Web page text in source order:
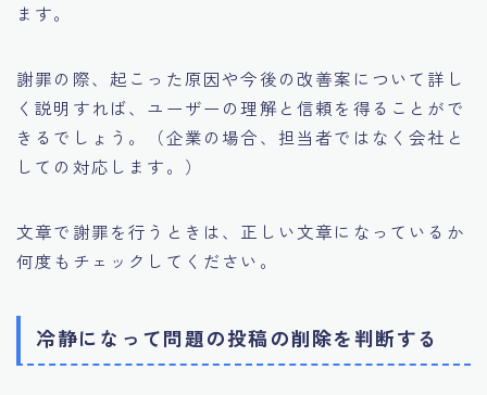
ます。
謝罪の際、起こった原因や今後の改善案について詳し
く説明すれば、ユーザーの理解と信頼を得ることがで
きるでしょう。（企業の場合、担当者ではなく会社と
しての対応します。）
文章で謝罪を行うときは、正しい文章になっているか
何度もチェックしてください。
冷静になって問題の投稿の削除を判断する